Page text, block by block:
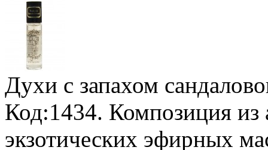
Духи с запахом
Код:1434. Композиция из
экзотических эфирных